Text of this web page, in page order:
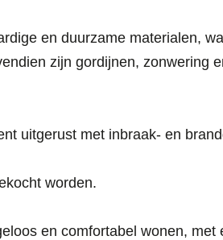
en duurzame materialen,
zijn gordijnen, zonwering
uitgerust met inbraak- en
worden.
en comfortabel wonen,